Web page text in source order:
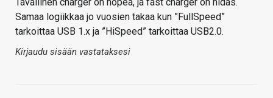
Samaa logiikkaa jo vuosien takaa kun ”FullSpeed”
tarkoittaa USB 1.x ja ”HiSpeed” tarkoittaa USB2.0.
Kirjaudu sisään vastataksesi